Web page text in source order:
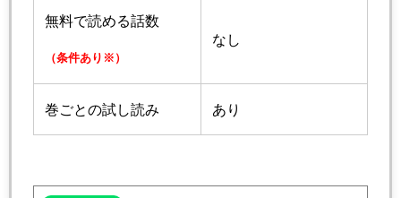
無料で読める話数
（条件あり※）
なし
巻ごとの試し読み あり